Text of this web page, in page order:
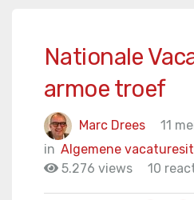
Nationale
armoe troef
Marc Drees
11
in Algemene
5.276 views
10